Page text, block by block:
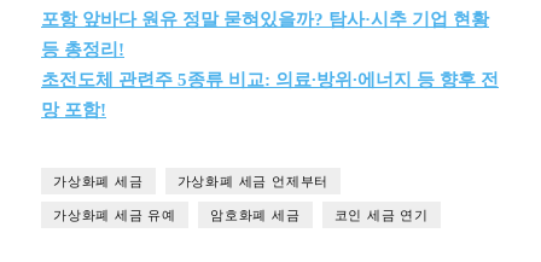
포항 앞바다 원유 정말 묻혀있을까? 탐사·시추 기업 현황
등 총정리!
초전도체 관련주 5종류 비교: 의료∙방위∙에너지 등 향후 전
망 포함!
가상화폐 세금 가상화폐 세금 언제부터
가상화폐 세금 유예 암호화폐 세금 코인 세금 연기